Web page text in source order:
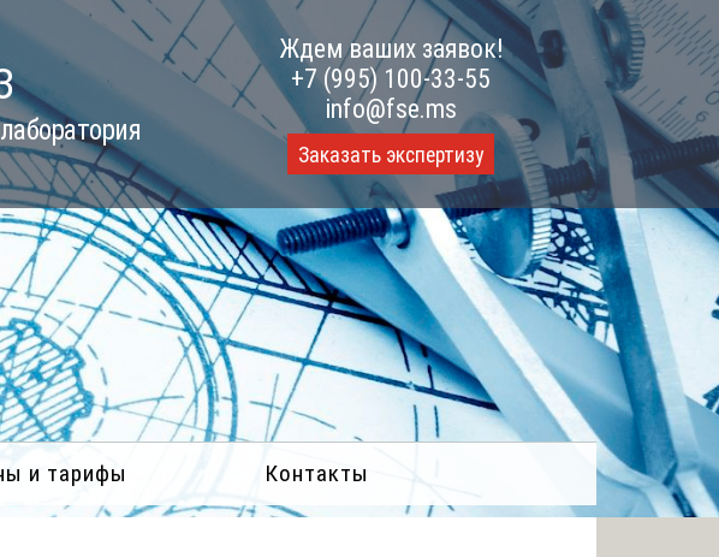
Ждем ваших заявок!
+7 (995) 100-33-55
info@fse.ms
Заказать экспертизу
и тарифы Контакты